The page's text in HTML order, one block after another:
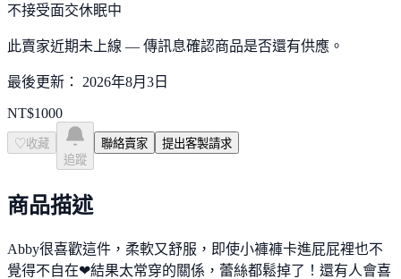
不接受面交休眠中
此賣家近期未上線 — 傳訊息確認商品是否還有供應。
最後更新： 2026年8月3日
NT$1000
♡ 收藏
追蹤
聯絡賣家 提出客製請求
商品描述
Abby很喜歡這件，柔軟又舒服，即使小褲褲卡進屁屁裡也不
覺得不自在❤結果太常穿的關係，蕾絲都鬆掉了！還有人會喜